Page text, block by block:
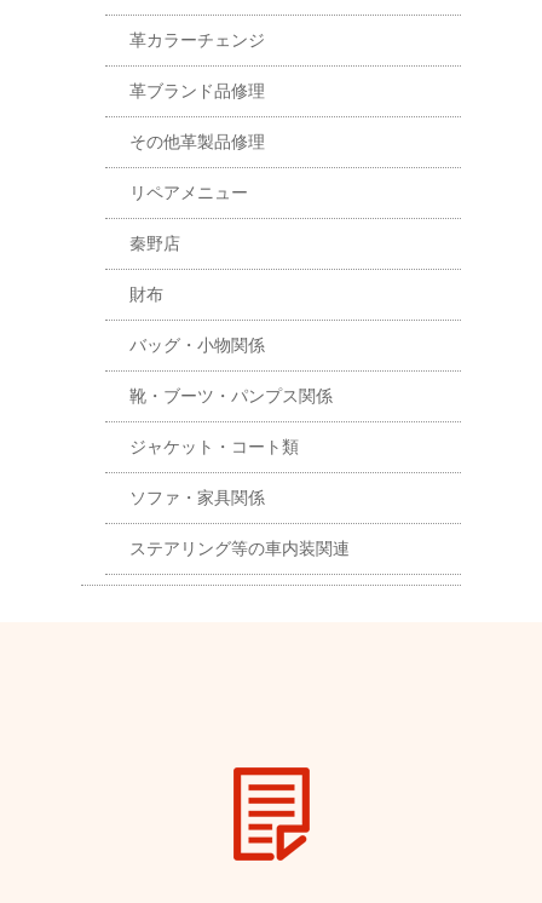
革カラーチェンジ
革ブランド品修理
その他革製品修理
リペアメニュー
秦野店
財布
バッグ・小物関係
靴・ブーツ・パンプス関係
ジャケット・コート類
ソファ・家具関係
ステアリング等の車内装関連